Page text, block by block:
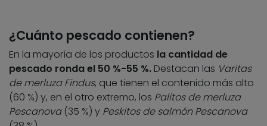
¿Cuánto pescado contienen?
En la mayoría de los productos la cantidad de
pescado ronda el 50 %-55 %. Destacan las Varitas
de merluza Findus, que tienen el contenido más alto
(60 %) y, en el otro extremo, los Palitos de merluza
Pescanova(35 %) y Peskitos de salmón Pescanova